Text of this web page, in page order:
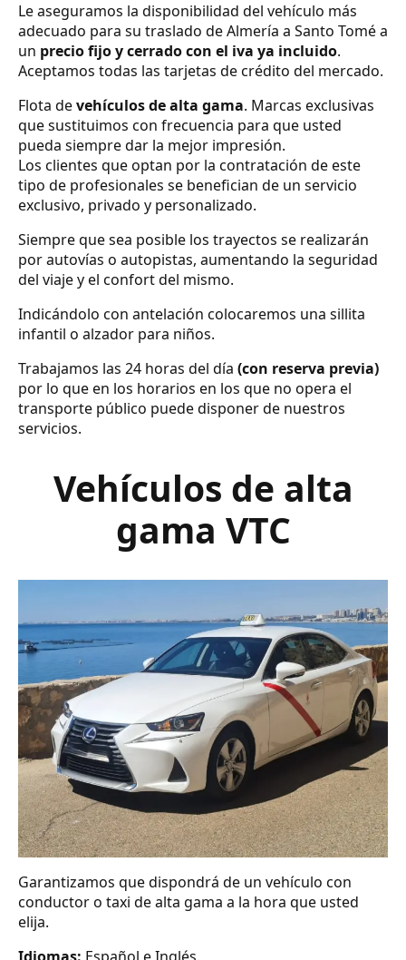
Le aseguramos la disponibilidad del vehículo más
adecuado para su traslado de Almería a Santo Tomé a
un precio fijo y cerrado con el iva ya incluido.
Aceptamos todas las tarjetas de crédito del mercado.
Flota devehículos de alta gama. Marcas exclusivas
que sustituimos con frecuencia para que usted
pueda siempre dar la mejor impresión.
Los clientes que optan por la contratación de este
tipo de profesionales se benefician de un servicio
exclusivo, privado y personalizado.
Siempre que sea posible los trayectos se realizarán
por autovías o autopistas, aumentando la seguridad
del viaje y el confort del mismo.
Indicándolo con antelación colocaremos una sillita
infantil o alzador para niños.
Trabajamos las 24 horas del día (con reserva previa)
por lo que en los horarios en los que no opera el
transporte público puede disponer de nuestros
servicios.
Vehículos de alta
gama VTC
Garantizamos que dispondrá de un vehículo con
conductor o taxi de alta gama a la hora que usted
elija.